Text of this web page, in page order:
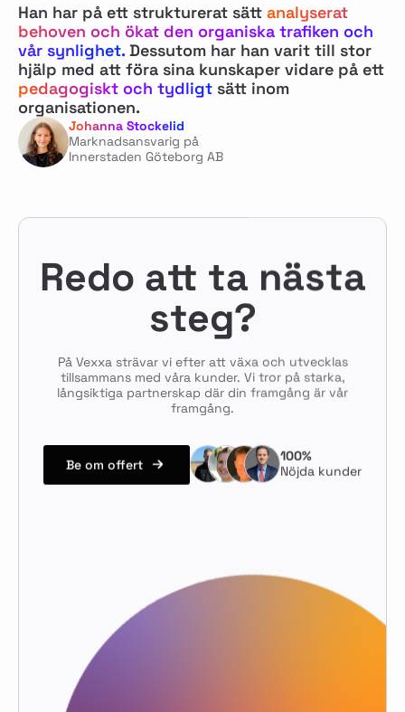
Han har på ett strukturerat sätt analyserat
behoven och ökat den organiska trafiken och
vår synlighet. Dessutom har han varit till stor
hjälp med att föra sina kunskaper vidare på ett
pedagogiskt och tydligt sätt inom
organisationen.
Johanna Stockelid
Marknadsansvarig på
Innerstaden Göteborg AB
Redo att ta nästa
steg?
På Vexxa strävar vi efter att växa och utvecklas
tillsammans med våra kunder. Vi tror på starka,
långsiktiga partnerskap där din framgång är vår
framgång.
Be om offert
100%
Nöjda kunder